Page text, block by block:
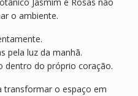
Jasmim e Rosas não
o ambiente.
pela luz da manhã.
dentro do próprio coração.
transformar o espaço em